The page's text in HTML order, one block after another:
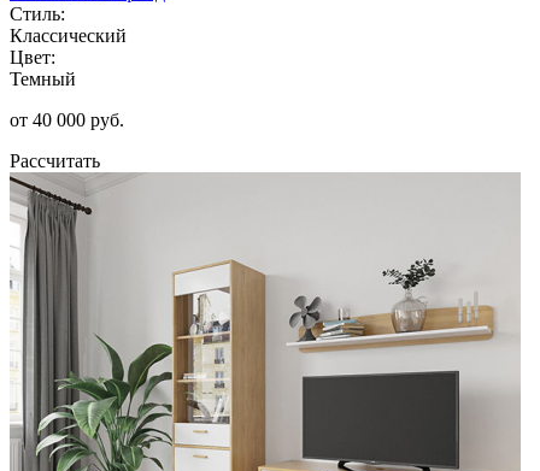
Стиль:
Классический
Цвет:
Темный
от 40 000 руб.
Рассчитать